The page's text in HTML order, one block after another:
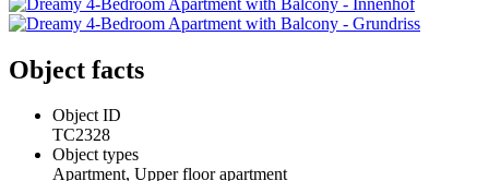
Object facts
Object ID
TC2328
Object types
Apartment, Upper floor apartment